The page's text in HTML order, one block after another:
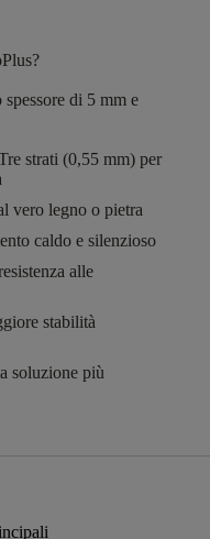
spessore di 5 mm e
strati (0,55 mm) per
vero legno o pietra
caldo e silenzioso
alle
stabilità
soluzione più